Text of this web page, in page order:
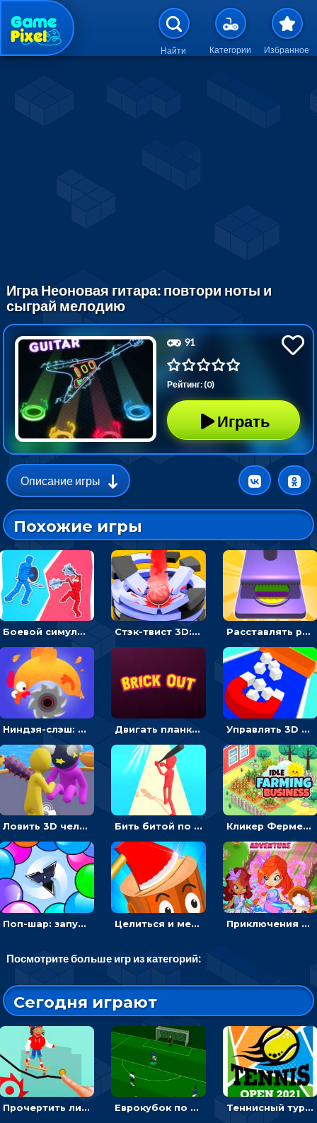
Перейти к основному
Найти Категории Избранное
Игра Неоновая гитара: повтори ноты и
сыграй мелодию
91
Рейтинг: (0)
Играть
Описание игры
Похожие игры
Боевой симулятор 3D: повтори позу рыцаря и победи врага Стэк-твист 3D: тапай по шарику, чтобы разбивать платформы Расставлять резиновые кубики, чтобы делать поп-ит - гиперказуальные
Ниндзя-слэш: запускай оружие по целям и становись мастером сюрикенов Двигать планку и бить шариком по цветным блокам - гиперказуальная Управлять 3D магнитом, чтобы собирать фигуры и сбрасывать в пропасть
Ловить 3D человечком своего цвета и собирать драгоценности - гиперказуалка Бить битой по шарику, чтобы сбивать кубики с буквами на пути к финишу - 3D Кликер Фермерский бизнес: расти овощи, чтобы богатеть
Поп-шар: запускать колючку, чтобы лопать воздушные шарики Целиться и метать топор в 3D мишени Приключения Клуба Винкс: менять дорожки, чтобы собирать кристаллы
Посмотрите больше игр из категорий:
Сегодня играют
Прочертить линию, чтобы проехать на скейте, через преграды к финишу - для мальчиков Еврокубок по футболу 2021 в 3D: пасуй мяч и бей по воротам соперника Теннисный турнир: подавать или отбивать шарик ракеткой